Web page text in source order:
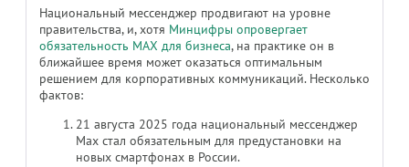
Национальный мессенджер продвигают на уровне
правительства, и, хотя Минцифры опровергает
обязательность MAX для бизнеса, на практике он в
ближайшее время может оказаться оптимальным
решением для корпоративных коммуникаций. Несколько
фактов:
21 августа 2025 года национальный мессенджер
Max стал обязательным для предустановки на
новых смартфонах в России.